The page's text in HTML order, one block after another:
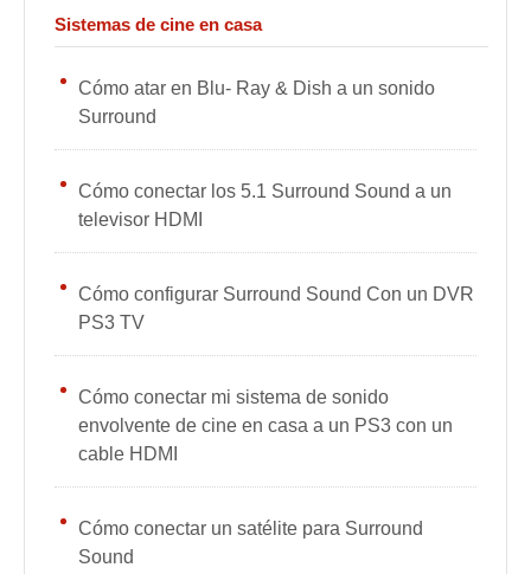
Sistemas de cine en casa
Cómo atar en Blu- Ray & Dish a un sonido
Surround
Cómo conectar los 5.1 Surround Sound a un
televisor HDMI
Cómo configurar Surround Sound Con un DVR
PS3 TV
Cómo conectar mi sistema de sonido
envolvente de cine en casa a un PS3 con un
cable HDMI
Cómo conectar un satélite para Surround
Sound